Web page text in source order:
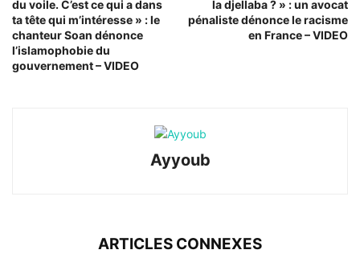
du voile. C’est ce qui a dans
ta tête qui m’intéresse » : le
chanteur Soan dénonce
l’islamophobie du
gouvernement – VIDEO
la djellaba ? » : un avocat
pénaliste dénonce le racisme
en France – VIDEO
Ayyoub
ARTICLES CONNEXES